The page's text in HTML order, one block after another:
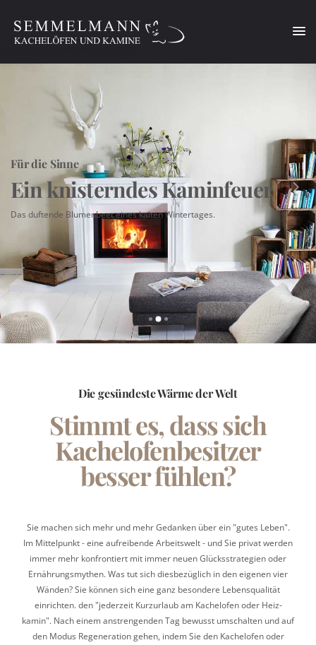
erfahren..
Für die Sinne
Ein knisterndes Kaminfeuer
Das duftende Blumenbeet eines kalten Wintertages.
Die gesündeste Wärme der Welt
Stimmt es, dass sich
Kachelofenbesitzer
besser fühlen?
Sie machen sich mehr und mehr Gedanken über ein "gutes Leben".
Im Mittel­punkt - eine au­freibende Arbeits­welt - und Sie privat werden
immer mehr konfron­tiert mit immer neuen Glücks­strategien oder
Ernährungs­mythen. Was tut sich dies­bezüglich in den eigenen vier
Wänden? Sie können sich eine ganz besondere Lebens­qualität
einrichten. den "jederzeit Kurz­urlaub am Kachel­ofen oder Heiz­
kamin". Nach einem anstren­genden Tag bewusst um­schalten und auf
den Modus Regene­ration gehen, indem Sie den Kachel­ofen oder